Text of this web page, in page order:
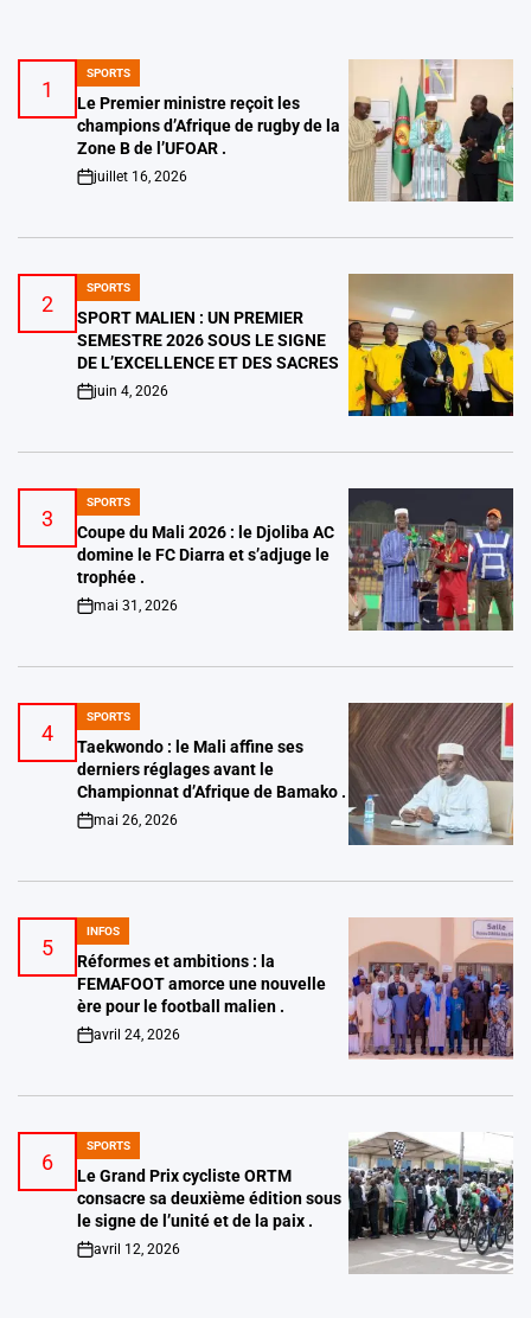
1
POSTED
IN
SPORTS
Le Premier ministre reçoit les
champions d’Afrique de rugby de la
Zone B de l’UFOAR .
on
juillet 16, 2026
2
POSTED
IN
SPORTS
SPORT MALIEN : UN PREMIER
SEMESTRE 2026 SOUS LE SIGNE
DE L’EXCELLENCE ET DES SACRES
on
juin 4, 2026
3
POSTED
IN
SPORTS
Coupe du Mali 2026 : le Djoliba AC
domine le FC Diarra et s’adjuge le
trophée .
on
mai 31, 2026
4
POSTED
IN
SPORTS
Taekwondo : le Mali affine ses
derniers réglages avant le
Championnat d’Afrique de Bamako .
on
mai 26, 2026
5
POSTED
IN
INFOS
Réformes et ambitions : la
FEMAFOOT amorce une nouvelle
ère pour le football malien .
on
avril 24, 2026
6
POSTED
IN
SPORTS
Le Grand Prix cycliste ORTM
consacre sa deuxième édition sous
le signe de l’unité et de la paix .
on
avril 12, 2026